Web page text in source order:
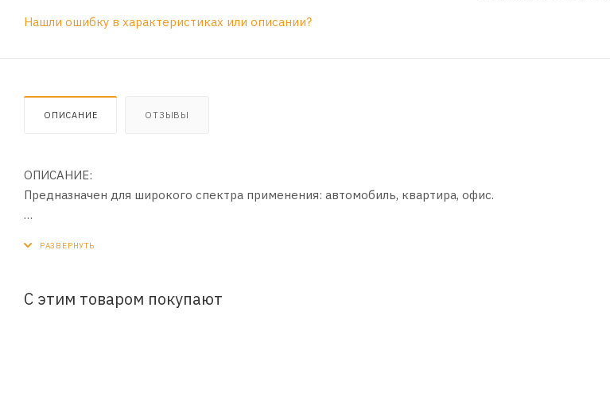
Нашли ошибку в характеристиках или описании?
ОПИСАНИЕ ОТЗЫВЫ
ОПИСАНИЕ:
Предназначен для широкого спектра применения: автомобиль, квартира, офис.
- Используются для влажной и сухой уборки;
С этим товаром покупают